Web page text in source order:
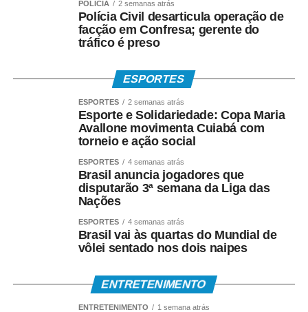
conhecendo agora o Mutirão da Saúde. É ótimo. Eu
estava aguardando desde o ano passado e agora estou
conseguindo fazer todos os exames dos meus filhos.
Muitas vezes a gente tenta fazer pelo particular e não tem
recurso, então esse mutirão ajuda muito”, relatou.
Ela também destacou a realização dos atendimentos aos
porque o dia a dia de todas as mães, na verdade de todo
mundo, é muito corrido. No final de semana conseguimos
POLÍCIA 2 semanas atrás
Polícia Civil desarticula operação de
facção em Confresa; gerente do
tráfico é preso
ESPORTES
ESPORTES 2 semanas atrás
Esporte e Solidariedade: Copa Maria
Avallone movimenta Cuiabá com
torneio e ação social
ESPORTES 4 semanas atrás
Brasil anuncia jogadores que
disputarão 3ª semana da Liga das
Nações
ESPORTES 4 semanas atrás
Brasil vai às quartas do Mundial de
vôlei sentado nos dois naipes
ENTRETENIMENTO
ENTRETENIMENTO 1 semana atrás